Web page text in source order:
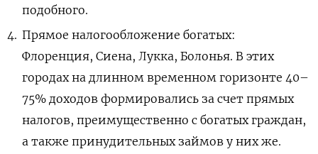
подобного.
Прямое налогообложение богатых:
Флоренция, Сиена, Лукка, Болонья. В этих
городах на длинном временном горизонте 40–
75% доходов формировались за счет прямых
налогов, преимущественно с богатых граждан,
а также принудительных займов у них же.